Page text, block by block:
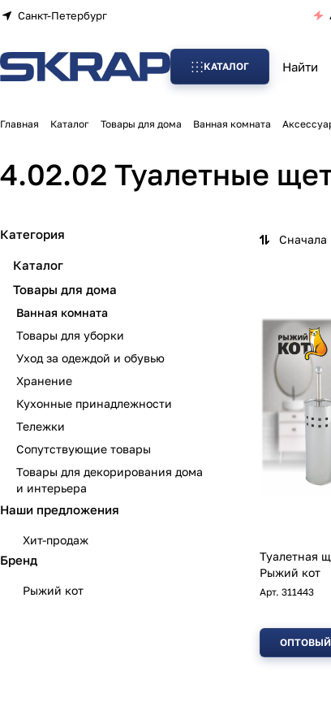
Санкт-Петербург
КАТАЛОГ
Главная Каталог Товары для дома Ванная комната
4.02.02 Туалетные
Сначала
Туалетная
Рыжий кот
Арт. 311443
Категория
Каталог
Товары для дома
Ванная комната
Товары для уборки
Уход за одеждой и обувью
Хранение
Кухонные принадлежности
Тележки
Сопутствующие товары
Товары для декорирования дома
и интерьера
Наши предложения
Хит-продаж
Бренд
Рыжий кот